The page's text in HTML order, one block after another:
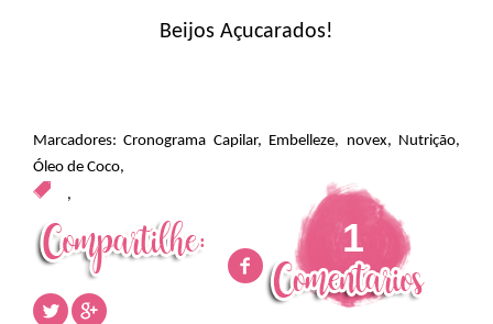
Beijos Açucarados!
Marcadores:Cronograma Capilar, Embelleze, novex, Nutrição,
Óleo de Coco,
,
1